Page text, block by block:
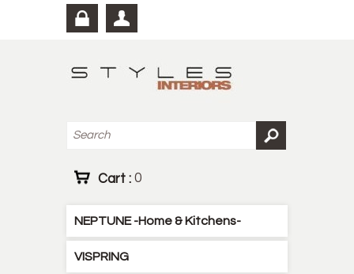
Cart : 0
NEPTUNE -Home & Kitchens-
VISPRING